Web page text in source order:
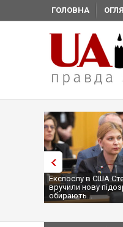
ГОЛОВНА
Експослу в США
вручили нову
обирають...